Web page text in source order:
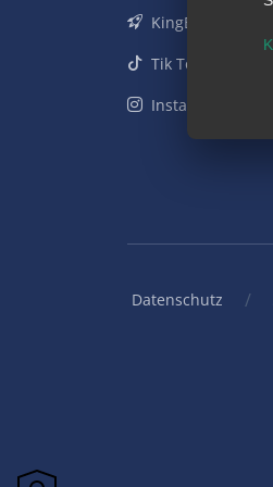
KingBill
Tik Tok
Instagram
Datenschutz /